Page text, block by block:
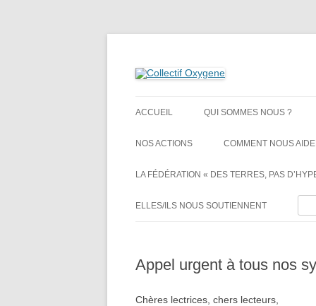
Collectif Oxygene
ACCUEIL QUI SOMMES NOUS ?
NOS ACTIONS COMMENT NOUS
LA FÉDÉRATION « DES TERRES, PAS
ELLES/ILS NOUS SOUTIENNENT
Appel urgent à tous nos
Chères lectrices, chers lecteurs,